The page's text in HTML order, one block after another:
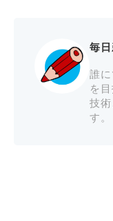
毎
誰
を
技
す。